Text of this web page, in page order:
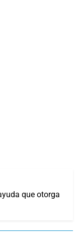
que otorga